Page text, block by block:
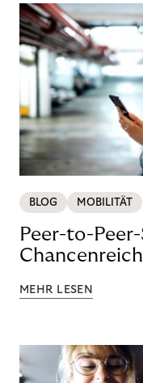
BLOG MOBILITÄT
Peer-to-
MEHR LESEN